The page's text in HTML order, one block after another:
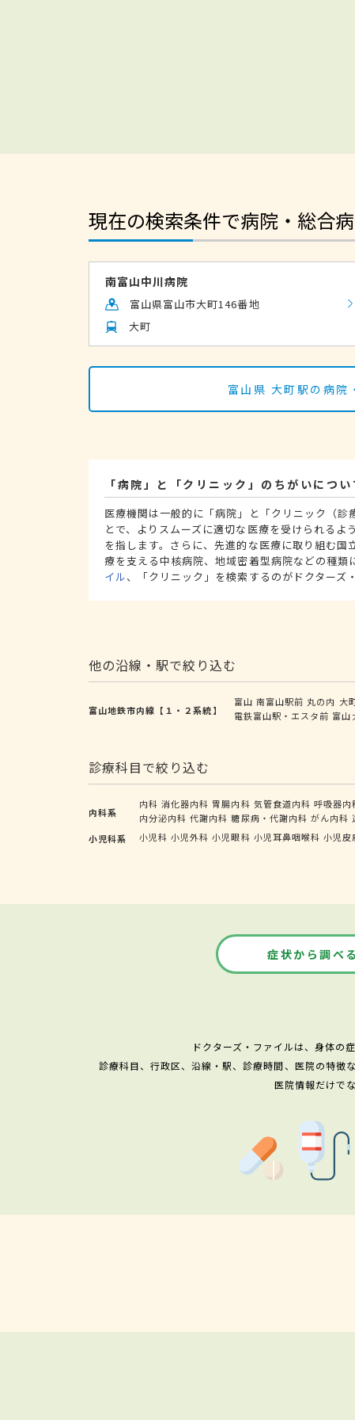
現在の検索条件で病院・総合
南富山中川病院
富山県富山市大町146番地
大町
富山県 大町駅の病院
「病院」と「クリニック」のちがいについ
医療機関は一般的に「病院」と「クリニック（
とで、よりスムーズに適切な医療を受けられる
を指します。さらに、先進的な医療に取り組む
療を支える中核病院、地域密着型病院などの種類
イル、「クリニック」を検索するのがドクターズ
他の沿線・駅で絞り込む
富山地鉄市内線【１・２系統】
富山 南富山駅前 丸の内 大
電鉄富山駅・エスタ前 富山
診療科目で絞り込む
内科系
内科 消化器内科 胃腸内科 気管食道内科 呼吸器内
内分泌内科 代謝内科 糖尿病・代謝内科 がん内科
小児科系
小児科 小児外科 小児眼科 小児耳鼻咽喉科 小児皮
症状から調べる
ドクターズ・ファイルは、身体の
診療科目、行政区、沿線・駅、診療時間、医院の特徴
医院情報だけで